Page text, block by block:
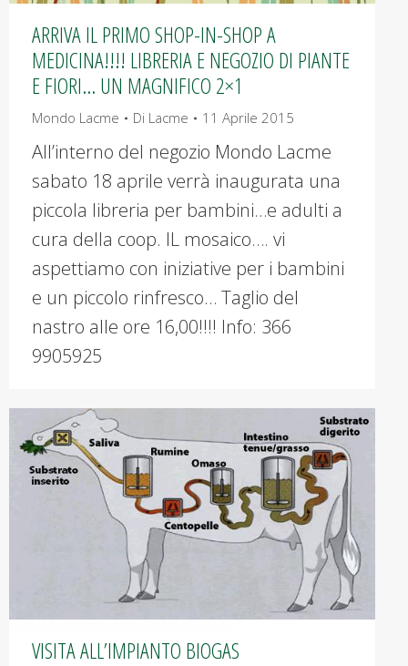
ARRIVA IL PRIMO SHOP-IN-SHOP A
MEDICINA!!!! LIBRERIA E NEGOZIO DI PIANTE
E FIORI… UN MAGNIFICO 2×1
Mondo Lacme Di Lacme 11 Aprile 2015
All’interno del negozio Mondo Lacme
sabato 18 aprile verrà inaugurata una
piccola libreria per bambini…e adulti a
cura della coop. IL mosaico…. vi
aspettiamo con iniziative per i bambini
e un piccolo rinfresco… Taglio del
nastro alle ore 16,00!!!! Info: 366
9905925
VISITA ALL’IMPIANTO BIOGAS